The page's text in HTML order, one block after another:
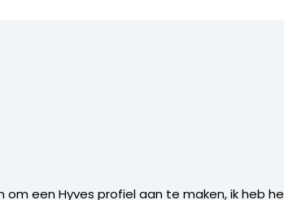
een Hyves profiel aan te maken, ik heb